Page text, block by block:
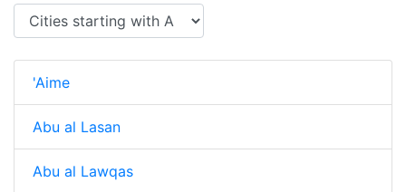
'Aime
Abu al Lasan
Abu al Lawqas